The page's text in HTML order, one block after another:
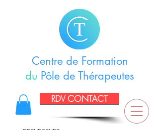
Centre de Formation
du Pôle de Thérapeutes
RDV CONTACT